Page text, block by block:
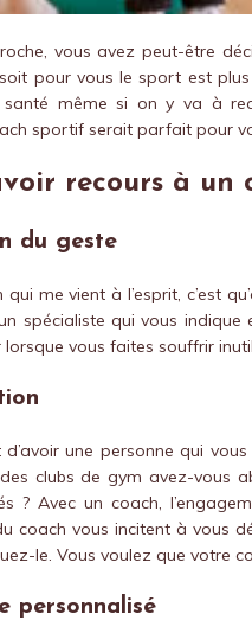
vous avez peut-être
pour vous le sport est
santé même si on y va à
sportif serait parfait pour
recours à un
du geste
me vient à l’esprit, c’est
spécialiste qui vous
vous faites souffrir
une personne qui
clubs de gym avez-vous
? Avec un coach,
coach vous incitent à vous
le. Vous voulez que votre
personnalisé